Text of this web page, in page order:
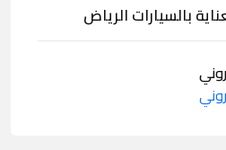
بالسيارات الرياض